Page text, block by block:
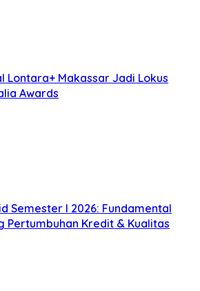
Lontara+ Makassar Jadi Lokus
Awards
Semester I 2026: Fundamental
Pertumbuhan Kredit & Kualitas